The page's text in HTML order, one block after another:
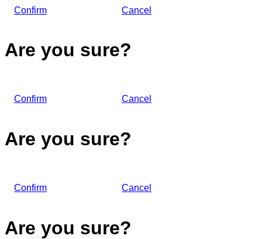
Confirm Cancel
Are you sure?
Confirm Cancel
Are you sure?
Confirm Cancel
Are you sure?